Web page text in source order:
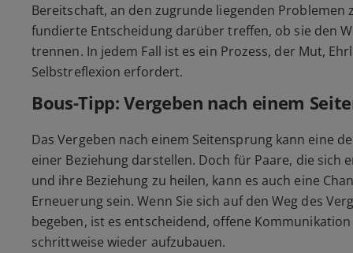
Bereitschaft, an den zugrunde liegenden Problemen
fundierte Entscheidung darüber treffen, ob sie den
trennen. In jedem Fall ist es ein Prozess, der Mut,
Selbstreflexion erfordert.
Bous-Tipp: Vergeben nach einem
Das Vergeben nach einem Seitensprung kann eine
einer Beziehung darstellen. Doch für Paare, die sich
und ihre Beziehung zu heilen, kann es auch eine
Erneuerung sein. Wenn Sie sich auf den Weg des
begeben, ist es entscheidend, offene
schrittweise wieder aufzubauen.